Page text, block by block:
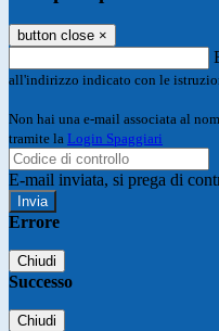
button close ×
all'indirizzo indicato con le
Non hai una e-mail associata al
tramite la Login Spaggiari
E-mail inviata, si prega di
Errore
Chiudi
Successo
Chiudi